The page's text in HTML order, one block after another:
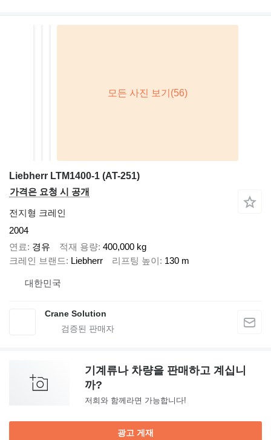
Liebherr LTM1400-1 (AT-251)
가격은 요청 시 공개
전지형 크레인
2004
연료
경유 적재 용량 400,000 kg
크레인 브랜드
Liebherr 리프팅 높이 130 m
대한민국
Crane Solution
기계류나 차량을 판매하고 계십니
까?
저희와 함께라면 가능합니다!
광고 게재